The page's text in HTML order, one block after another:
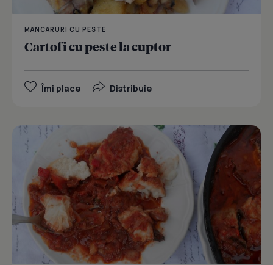
MANCARURI CU PESTE
Cartofi cu peste la cuptor
Îmi place Distribuie